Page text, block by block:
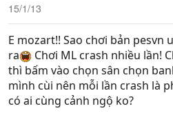
15/1/13
E mozart!! Sao chơi bản pesvn
ra
Chơi ML crash nhiều lần!
thì bấm vào chọn sân chọn
mình cùi nên mỗi lần crash là
có ai cùng cảnh ngộ ko?